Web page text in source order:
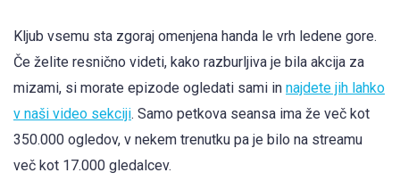
Kljub vsemu sta zgoraj omenjena handa le vrh ledene gore.
Če želite resnično videti, kako razburljiva je bila akcija za
mizami, si morate epizode ogledati sami in najdete jih lahko
v naši video sekciji. Samo petkova seansa ima že več kot
350.000 ogledov, v nekem trenutku pa je bilo na streamu
več kot 17.000 gledalcev.